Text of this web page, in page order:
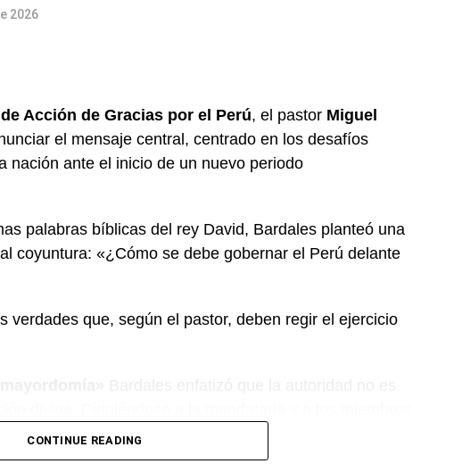
2026
Acción de Gracias por el Perú, el pastor Miguel
el mensaje central, centrado en los desafíos
nación ante el inicio de un nuevo periodo
palabras bíblicas del rey David, Bardales planteó una
coyuntura: «¿Cómo se debe gobernar el Perú delante
verdades que, según el pastor, deben regir el ejercicio
es una responsabilidad o «mayordomía»
Dios, tanto por lo público como por lo privado. «Los
CONTINUE READING